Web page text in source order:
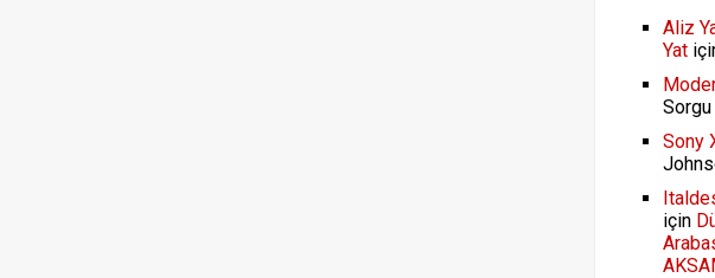
Aliz
Yat
Sorgu
Sony
için